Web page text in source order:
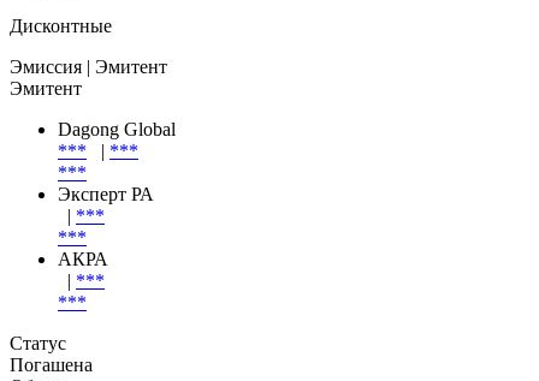
Дисконтные
Эмиссия | Эмитент
Эмитент
Dagong Global
***
| ***
***
Эксперт РА
| ***
***
АКРА
| ***
***
Статус
Погашена